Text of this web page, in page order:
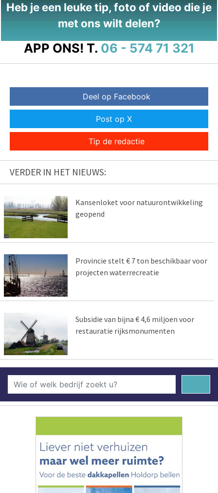
Heb je een leuke tip, foto of video die je
met ons wilt delen?
APP ONS! T. 06 - 574 71 321
Deel op Facebook
Post op X
Tip de redactie
VERDER IN HET NIEUWS:
Kansenloket voor natuurontwikkeling
geopend
Provincie stelt € 7 ton beschikbaar voor
projecten waterrecreatie
Subsidie van bijna € 4,6 miljoen voor
restauratie rijksmonumenten